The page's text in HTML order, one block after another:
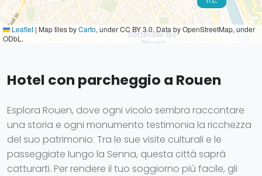
Leaflet | Map tiles byCarto, under CC BY 3.0. Data by OpenStreetMap, under
ODbL.
Hotel con parcheggio a Rouen
Esplora Rouen, dove ogni vicolo sembra raccontare
una storia e ogni monumento testimonia la ricchezza
del suo patrimonio. Tra le sue visite culturali e le
passeggiate lungo la Senna, questa città saprà
catturarti. Per rendere il tuo soggiorno più facile, gli